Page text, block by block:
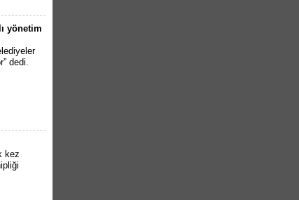
yönetim
dedi.
kez